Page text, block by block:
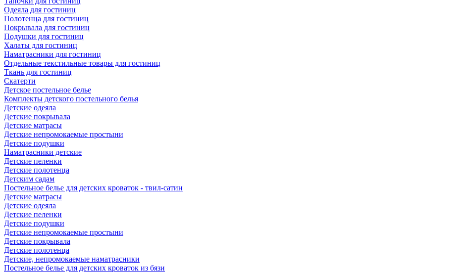
Одеяла для гостиниц
Полотенца для гостиниц
Покрывала для гостиниц
Подушки для гостиниц
Халаты для гостиниц
Наматрасники для гостиниц
Отдельные текстильные товары для гостиниц
Ткань для гостиниц
Скатерти
Детское постельное белье
Комплекты детского постельного белья
Детские одеяла
Детские покрывала
Детские матрасы
Детские непромокаемые простыни
Детские подушки
Наматрасники детские
Детские пеленки
Детские полотенца
Детским садам
Постельное белье для детских кроваток - твил-сатин
Детские матрасы
Детские одеяла
Детские пеленки
Детские подушки
Детские непромокаемые простыни
Детские покрывала
Детские полотенца
Детские, непромокаемые наматрасники
Постельное белье для детских кроваток из бязи